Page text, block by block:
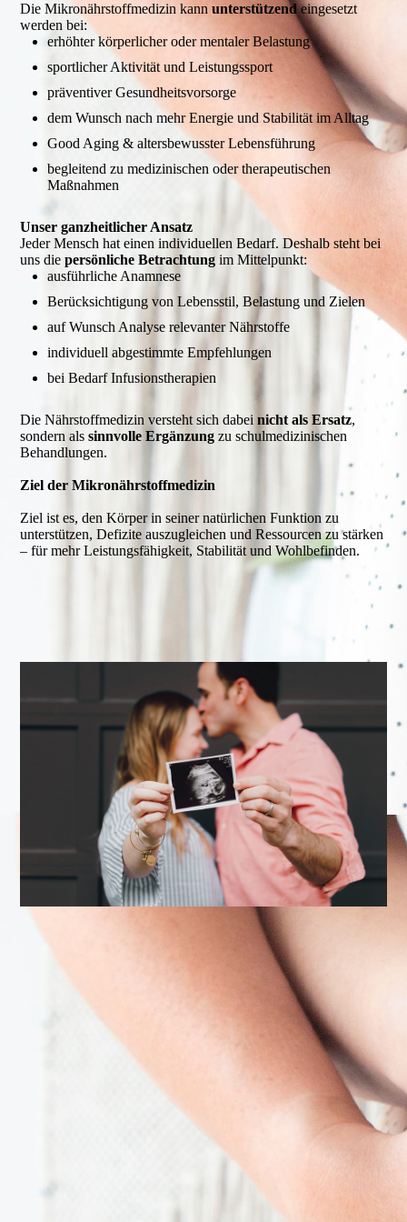
Die Mikronährstoffmedizin kannunterstützendeingesetzt
werden bei:
erhöhter körperlicher oder mentaler Belastung
sportlicher Aktivität und Leistungssport
präventiver Gesundheitsvorsorge
dem Wunsch nach mehr Energie und Stabilität im Alltag
Good Aging & altersbewusster Lebensführung
begleitend zu medizinischen oder therapeutischen
Maßnahmen
Unser ganzheitlicher Ansatz
Jeder Mensch hat einen individuellen Bedarf. Deshalb steht bei
uns diepersönliche Betrachtung im Mittelpunkt:
ausführliche Anamnese
Berücksichtigung von Lebensstil, Belastung und Zielen
auf Wunsch Analyse relevanter Nährstoffe
individuell abgestimmte Empfehlungen
bei Bedarf Infusionstherapien
Die Nährstoffmedizin versteht sich dabeinicht als Ersatz,
sondern alssinnvolle Ergänzung zu schulmedizinischen
Behandlungen.
Ziel der Mikronährstoffmedizin
Ziel ist es, den Körper in seiner natürlichen Funktion zu
unterstützen, Defizite auszugleichen und Ressourcen zu stärken
– für mehr Leistungsfähigkeit, Stabilität und Wohlbefinden.